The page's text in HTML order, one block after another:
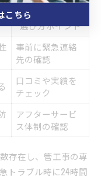
選び方ポイント
事前に緊急連絡
先の確認
口コミや実績を
チェック
アフターサービ
ス体制の確認
存在し、管工事の専
トラブル時に24時間
こちら
こちら